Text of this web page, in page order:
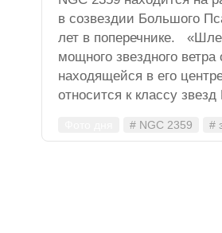
в созвездии Большого
лет в поперечнике.
мощного звездного
находящейся в его
относится к классу
# NGC 2359 #